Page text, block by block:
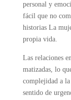
personal y
fácil que no
historias La
propia vida.
Las relaciones
matizadas, lo
complejidad a
sentido de